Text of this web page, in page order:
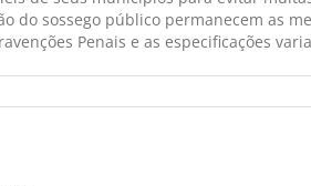
do sossego público permanecem as
Penais e as especificações